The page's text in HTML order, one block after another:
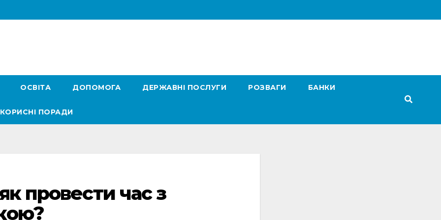
ОСВІТА ДОПОМОГА ДЕРЖАВНІ ПОСЛУГИ РОЗВАГИ БАНКИ
КОРИСНІ ПОРАДИ
провести час з